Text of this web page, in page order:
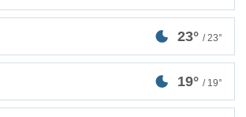
23° / 23°
19° / 19°